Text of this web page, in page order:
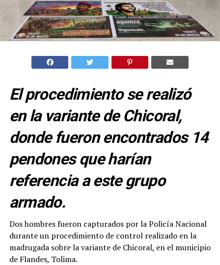
El procedimiento se realizó
en la variante de Chicoral,
donde fueron encontrados 14
pendones que harían
referencia a este grupo
armado.
Dos hombres fueron capturados por la Policía Nacional
durante un procedimiento de control realizado en la
madrugada sobre la variante de Chicoral, en el municipio
de Flandes, Tolima.